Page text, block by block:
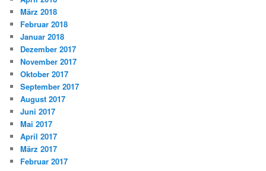
März 2018
Februar 2018
Januar 2018
Dezember 2017
November 2017
Oktober 2017
September 2017
August 2017
Juni 2017
Mai 2017
April 2017
März 2017
Februar 2017